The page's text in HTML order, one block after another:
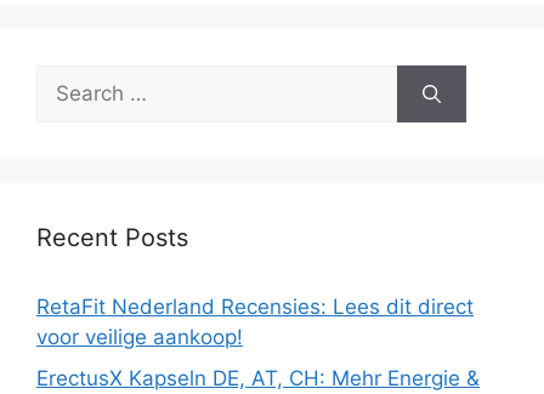
Search
for:
Recent Posts
RetaFit Nederland Recensies: Lees dit direct
voor veilige aankoop!
ErectusX Kapseln DE, AT, CH: Mehr Energie &